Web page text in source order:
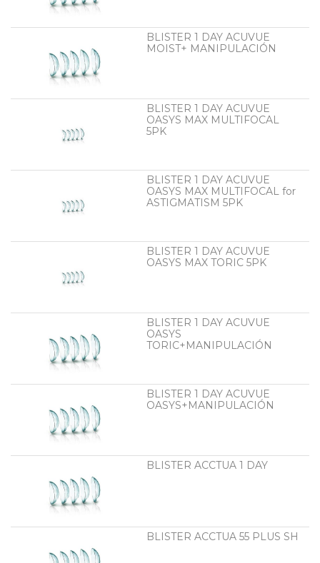
BLISTER 1 DAY ACUVUE
MOIST+ MANIPULACIÓN
BLISTER 1 DAY ACUVUE
OASYS MAX MULTIFOCAL
5PK
BLISTER 1 DAY ACUVUE
OASYS MAX MULTIFOCAL for
ASTIGMATISM 5PK
BLISTER 1 DAY ACUVUE
OASYS MAX TORIC 5PK
BLISTER 1 DAY ACUVUE
OASYS
TORIC+MANIPULACIÓN
BLISTER 1 DAY ACUVUE
OASYS+MANIPULACIÓN
BLISTER ACCTUA 1 DAY
BLISTER ACCTUA 55 PLUS SH